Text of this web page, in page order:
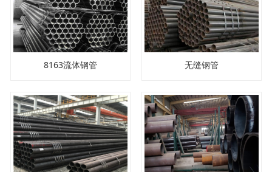
8163流体钢管 无缝钢管